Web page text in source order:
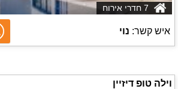
איש קשר: נוי
וילה טופ דיזיין